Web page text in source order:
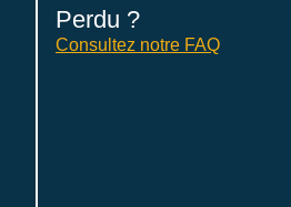
Perdu ?
Consultez notre FAQ